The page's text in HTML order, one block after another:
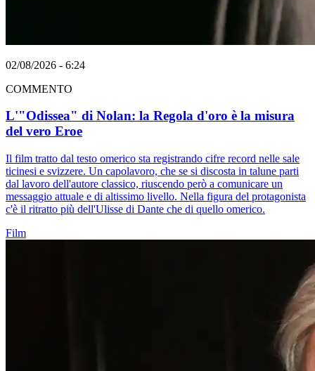
02/08/2026 - 6:24
COMMENTO
L'"Odissea" di Nolan: la Regola d'oro è la misura
del vero Eroe
Il film tratto dal testo omerico sta registrando cifre record nelle sale
ticinesi e svizzere. Un capolavoro, che se si discosta in talune parti
dal lavoro dell'autore classico, riuscendo però a comunicare un
messaggio attuale e di altissimo livello. Nella figura del protagonista
c'è il ritratto più dell'Ulisse di Dante che di quello omerico.
Film